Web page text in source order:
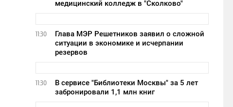
медицинский колледж в "Сколково"
11:30
Глава МЭР Решетников заявил о сложной
ситуации в экономике и исчерпании
резервов
11:30
В сервисе "Библиотеки Москвы" за 5 лет
забронировали 1,1 млн книг